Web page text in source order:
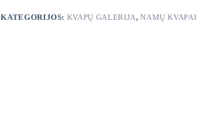
KATEGORIJOS: KVAPŲ GALERIJA,NAMŲ KVAPAI